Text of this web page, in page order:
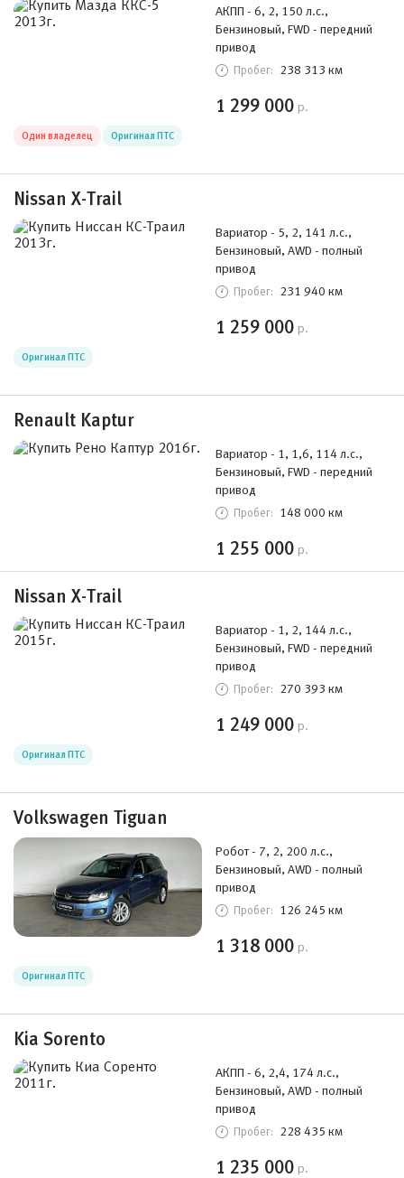
АКПП - 6, 2, 150 л.с.,
Бензиновый, FWD - передний
привод
Пробег: 238 313 км
1 299 000 р.
Один владелец Оригинал ПТС
Nissan X-Trail
Вариатор - 5, 2, 141 л.с.,
Бензиновый, AWD - полный
привод
Пробег: 231 940 км
1 259 000 р.
Оригинал ПТС
Renault Kaptur
Вариатор - 1, 1,6, 114 л.с.,
Бензиновый, FWD - передний
привод
Пробег: 148 000 км
1 255 000 р.
Nissan X-Trail
Вариатор - 1, 2, 144 л.с.,
Бензиновый, FWD - передний
привод
Пробег: 270 393 км
1 249 000 р.
Оригинал ПТС
Volkswagen Tiguan
Робот - 7, 2, 200 л.с.,
Бензиновый, AWD - полный
привод
Пробег: 126 245 км
1 318 000 р.
Оригинал ПТС
Kia Sorento
АКПП - 6, 2,4, 174 л.с.,
Бензиновый, AWD - полный
привод
Пробег: 228 435 км
1 235 000 р.